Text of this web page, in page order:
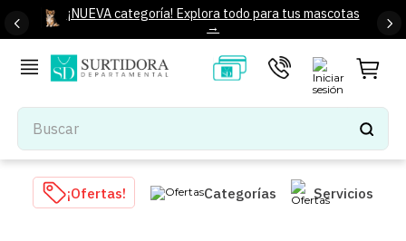
¡NUEVA categoría! Explora todo para tus mascotas
→
Buscar
TÉRMINOS MÁS BUSCADOS
1.
tenis mujer
¡Ofertas! Categorías Servicios